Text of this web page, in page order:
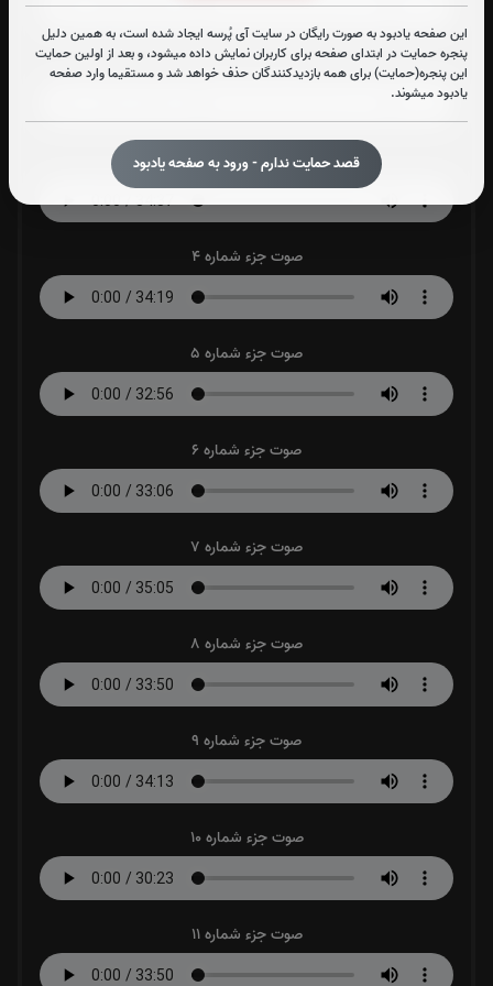
این صفحه یادبود به صورت رایگان در سایت آی پُرسه ایجاد شده است، به همین دلیل
پنجره حمایت در ابتدای صفحه برای کاربران نمایش داده میشود، و بعد از اولین حمایت
این پنجره(حمایت) برای همه بازدیدکنندگان حذف خواهد شد و مستقیما وارد صفحه
یادبود میشوند.
قصد حمایت ندارم - ورود به صفحه یادبود
صوت جزء شماره 2
صوت جزء شماره 3
صوت جزء شماره 4
صوت جزء شماره 5
صوت جزء شماره 6
صوت جزء شماره 7
صوت جزء شماره 8
صوت جزء شماره 9
صوت جزء شماره 10
صوت جزء شماره 11